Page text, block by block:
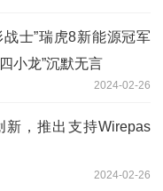
士”瑞虎8新能源冠军
小龙”沉默无言
2024-02-26
，推出支持Wirepas
2024-02-26